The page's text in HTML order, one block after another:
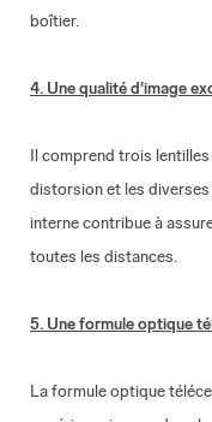
boîtier.
4. Une qualité d'image
Il comprend trois
distorsion et les
interne contribue à
toutes les distances.
5. Une formule optique
La formule optique